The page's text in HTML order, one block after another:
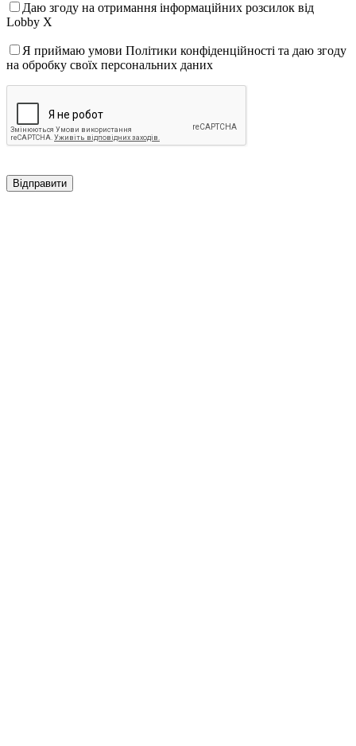
Даю згоду на отримання інформаційних розсилок від
Lobby X
Я приймаю умови Політики конфіденційності та даю згоду
на обробку своїх персональних даних